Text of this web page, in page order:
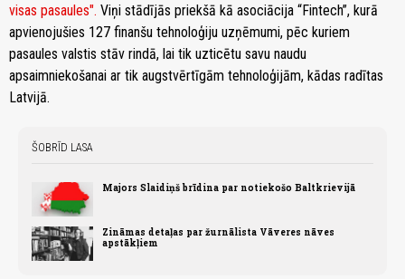
visas pasaules". Viņi stādījās priekšā kā asociācija “Fintech”, kurā
apvienojušies 127 finanšu tehnoloģiju uzņēmumi, pēc kuriem
pasaules valstis stāv rindā, lai tik uzticētu savu naudu
apsaimniekošanai ar tik augstvērtīgām tehnoloģijām, kādas radītas
Latvijā.
ŠOBRĪD LASA
Majors Slaidiņš brīdina par notiekošo Baltkrievijā
Zināmas detaļas par žurnālista Vāveres nāves
apstākļiem